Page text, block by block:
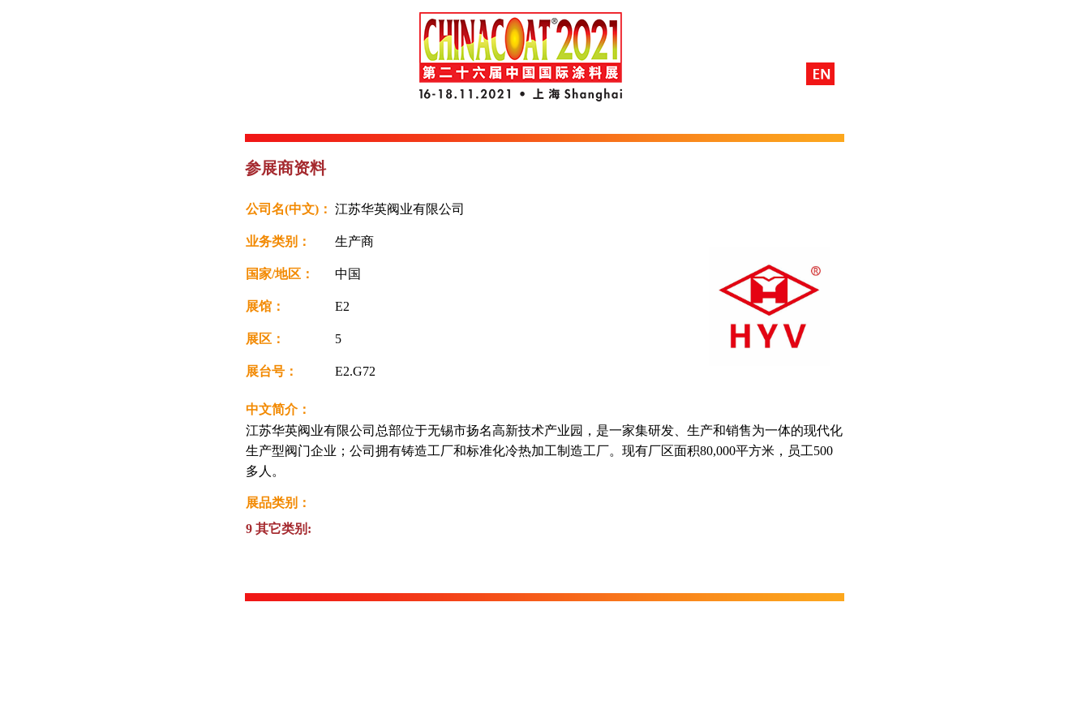
参展商资料
公司名(中文)： 江苏华英阀业有限公司
业务类别： 生产商
国家/地区： 中国
展馆： E2
展区： 5
展台号： E2.G72
中文简介：
江苏华英阀业有限公司总部位于无锡市扬名高新技术产业园，是一家集研发、生产和销售为一体的现代化
生产型阀门企业；公司拥有铸造工厂和标准化冷热加工制造工厂。现有厂区面积80,000平方米，员工500
多人。
展品类别：
9 其它类别: